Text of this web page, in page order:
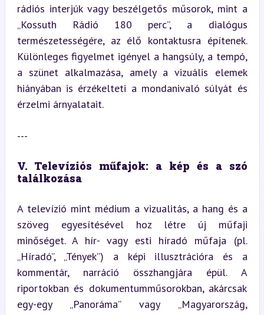
rádiós interjúk vagy beszélgetős műsorok, mint a
„Kossuth Rádió 180 perc”, a dialógus
természetességére, az élő kontaktusra építenek.
Különleges figyelmet igényel a hangsúly, a tempó,
a szünet alkalmazása, amely a vizuális elemek
hiányában is érzékelteti a mondanivaló súlyát és
érzelmi árnyalatait.
---
V. Televíziós műfajok: a kép és a szó
találkozása
A televízió mint médium a vizualitás, a hang és a
szöveg egyesítésével hoz létre új műfaji
minőséget. A hír- vagy esti híradó műfaja (pl.
„Híradó”, „Tények”) a képi illusztrációra és a
kommentár, narráció összhangjára épül. A
riportokban és dokumentumműsorokban, akárcsak
egy-egy „Panoráma” vagy „Magyarország,